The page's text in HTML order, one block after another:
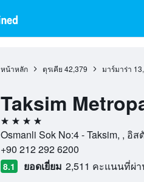
หน้าหลัก ตุรเคีย 42,379 มาร์มาร่า
Taksim
4 ดาว
Osmanli Sok No:4 - Taksim, , อิ
+90 212 292 6200
8.1 ยอดเยี่ยม 2,511 คะแนนที่ผ่